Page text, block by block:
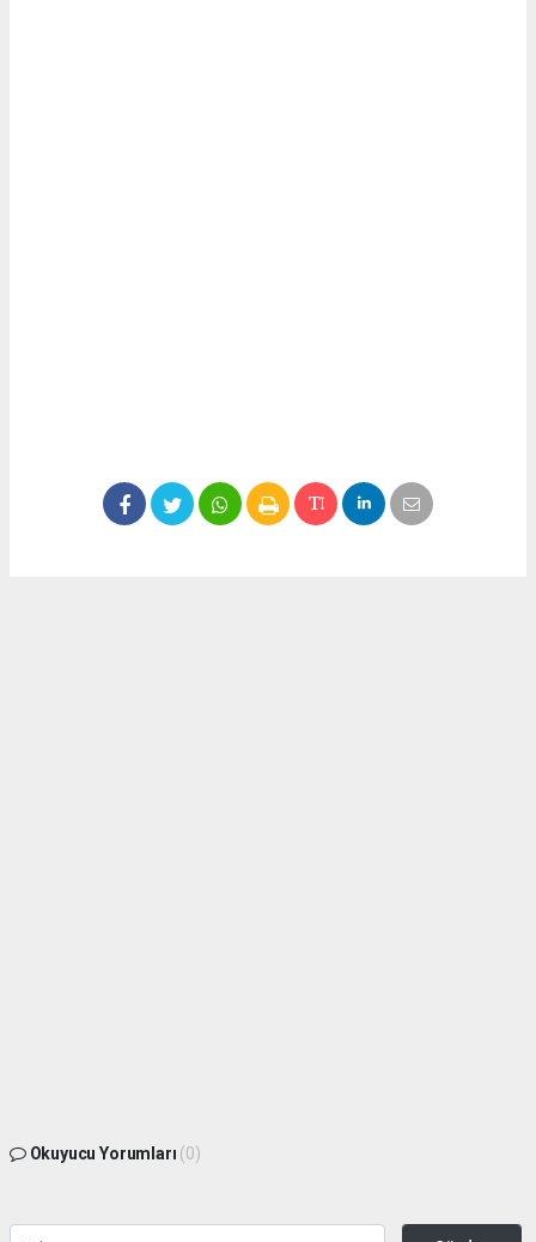
Okuyucu Yorumları (0)